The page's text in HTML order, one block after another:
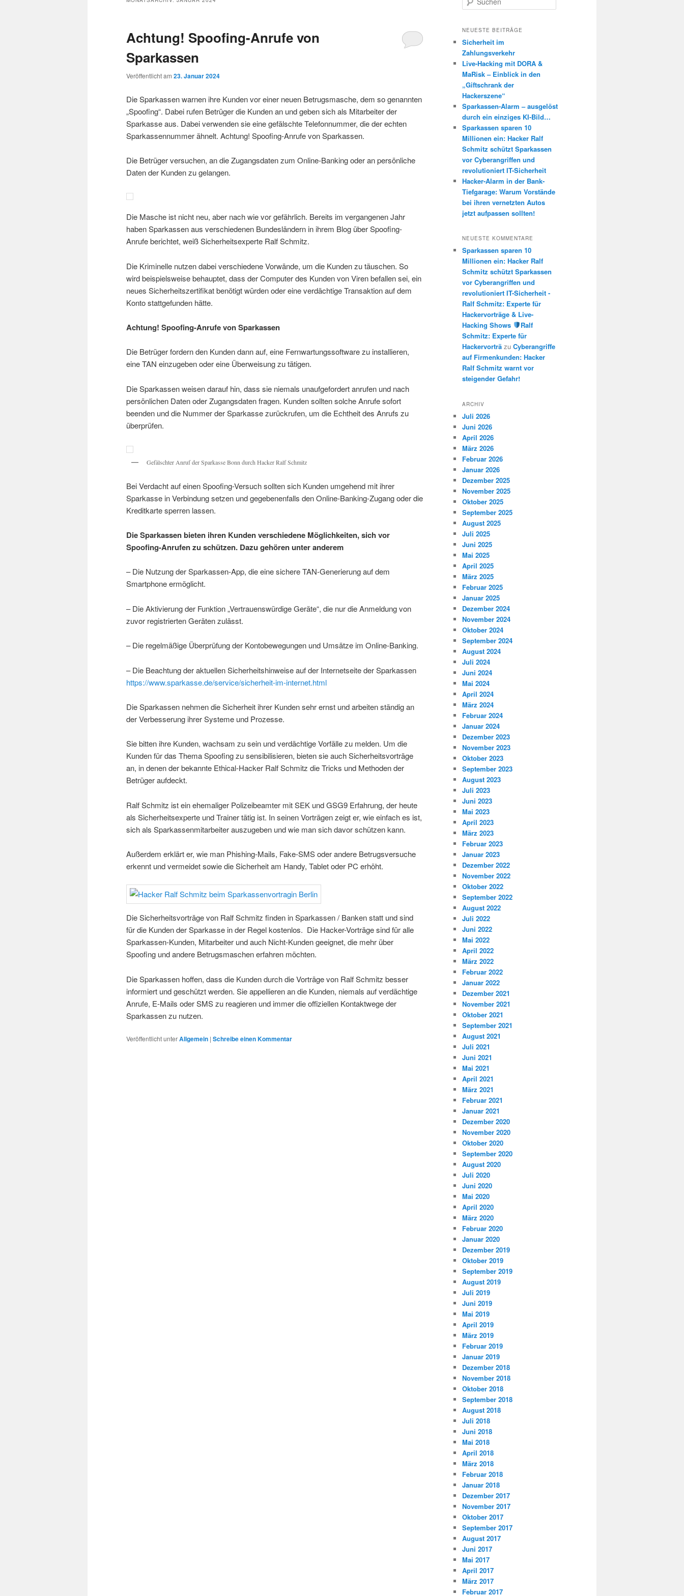
Achtung! Spoofing-Anrufe von
Sparkassen
Veröffentlicht am 23. Januar 2024
Die Sparkassen warnen ihre Kunden vor einer neuen Betrugsmasche, dem so genannten
„Spoofing“. Dabei rufen Betrüger die Kunden an und geben sich als Mitarbeiter der
Sparkasse aus. Dabei verwenden sie eine gefälschte Telefonnummer, die der echten
Sparkassennummer ähnelt. Achtung! Spoofing-Anrufe von Sparkassen.
Die Betrüger versuchen, an die Zugangsdaten zum Online-Banking oder an persönliche
Daten der Kunden zu gelangen.
Die Masche ist nicht neu, aber nach wie vor gefährlich. Bereits im vergangenen Jahr
haben Sparkassen aus verschiedenen Bundesländern in ihrem Blog über Spoofing-
Anrufe berichtet, weiß Sicherheitsexperte Ralf Schmitz.
Die Kriminelle nutzen dabei verschiedene Vorwände, um die Kunden zu täuschen. So
wird beispielsweise behauptet, dass der Computer des Kunden von Viren befallen sei, ein
neues Sicherheitszertifikat benötigt würden oder eine verdächtige Transaktion auf dem
Konto stattgefunden hätte.
Achtung! Spoofing-Anrufe von Sparkassen
Die Betrüger fordern den Kunden dann auf, eine Fernwartungssoftware zu installieren,
eine TAN einzugeben oder eine Überweisung zu tätigen.
Die Sparkassen weisen darauf hin, dass sie niemals unaufgefordert anrufen und nach
persönlichen Daten oder Zugangsdaten fragen. Kunden sollten solche Anrufe sofort
beenden und die Nummer der Sparkasse zurückrufen, um die Echtheit des Anrufs zu
überprüfen.
Gefälschter Anruf der Sparkasse Bonn durch Hacker Ralf Schmitz
Bei Verdacht auf einen Spoofing-Versuch sollten sich Kunden umgehend mit ihrer
Sparkasse in Verbindung setzen und gegebenenfalls den Online-Banking-Zugang oder die
Kreditkarte sperren lassen.
Die Sparkassen bieten ihren Kunden verschiedene Möglichkeiten, sich vor
Spoofing-Anrufen zu schützen. Dazu gehören unter anderem
– Die Nutzung der Sparkassen-App, die eine sichere TAN-Generierung auf dem
Smartphone ermöglicht.
– Die Aktivierung der Funktion „Vertrauenswürdige Geräte“, die nur die Anmeldung von
zuvor registrierten Geräten zulässt.
– Die regelmäßige Überprüfung der Kontobewegungen und Umsätze im Online-Banking.
– Die Beachtung der aktuellen Sicherheitshinweise auf der Internetseite der Sparkassen
https://www.sparkasse.de/service/sicherheit-im-internet.html
Die Sparkassen nehmen die Sicherheit ihrer Kunden sehr ernst und arbeiten ständig an
der Verbesserung ihrer Systeme und Prozesse.
Sie bitten ihre Kunden, wachsam zu sein und verdächtige Vorfälle zu melden. Um die
Kunden für das Thema Spoofing zu sensibilisieren, bieten sie auch Sicherheitsvorträge
an, in denen der bekannte Ethical-Hacker Ralf Schmitz die Tricks und Methoden der
Betrüger aufdeckt.
Ralf Schmitz ist ein ehemaliger Polizeibeamter mit SEK und GSG9 Erfahrung, der heute
als Sicherheitsexperte und Trainer tätig ist. In seinen Vorträgen zeigt er, wie einfach es ist,
sich als Sparkassenmitarbeiter auszugeben und wie man sich davor schützen kann.
Außerdem erklärt er, wie man Phishing-Mails, Fake-SMS oder andere Betrugsversuche
erkennt und vermeidet sowie die Sicherheit am Handy, Tablet oder PC erhöht.
Die Sicherheitsvorträge von Ralf Schmitz finden in Sparkassen / Banken statt und sind
für die Kunden der Sparkasse in der Regel kostenlos. Die Hacker-Vorträge sind für alle
Sparkassen-Kunden, Mitarbeiter und auch Nicht-Kunden geeignet, die mehr über
Spoofing und andere Betrugsmaschen erfahren möchten.
Die Sparkassen hoffen, dass die Kunden durch die Vorträge von Ralf Schmitz besser
informiert und geschützt werden. Sie appellieren an die Kunden, niemals auf verdächtige
Anrufe, E-Mails oder SMS zu reagieren und immer die offiziellen Kontaktwege der
Sparkassen zu nutzen.
Veröffentlicht unterAllgemein | Schreibe einen Kommentar
u
h
n
NEUESTE BEITRÄGE
Sicherheit im
Zahlungsverkehr
Live-Hacking mit DORA &
MaRisk – Einblick in den
„Giftschrank der
Hackerszene“
Sparkassen-Alarm – ausgelöst
durch ein einziges KI-Bild…
Sparkassen sparen 10
Millionen ein: Hacker Ralf
Schmitz schützt Sparkassen
vor Cyberangriffen und
revolutioniert IT-Sicherheit
Hacker-Alarm in der Bank-
Tiefgarage: Warum Vorstände
bei ihren vernetzten Autos
jetzt aufpassen sollten!
NEUESTE KOMMENTARE
Sparkassen sparen 10
Millionen ein: Hacker Ralf
Schmitz schützt Sparkassen
vor Cyberangriffen und
revolutioniert IT-Sicherheit -
Ralf Schmitz: Experte für
Hackervorträge & Live-
Hacking Shows
Ralf
Schmitz: Experte für
Hackervorträ zu Cyberangriffe
auf Firmenkunden: Hacker
Ralf Schmitz warnt vor
steigender Gefahr!
ARCHIV
Juli 2026
Juni 2026
April 2026
März 2026
Februar 2026
Januar 2026
Dezember 2025
November 2025
Oktober 2025
September 2025
August 2025
Juli 2025
Juni 2025
Mai 2025
April 2025
März 2025
Februar 2025
Januar 2025
Dezember 2024
November 2024
Oktober 2024
September 2024
August 2024
Juli 2024
Juni 2024
Mai 2024
April 2024
März 2024
Februar 2024
Januar 2024
Dezember 2023
November 2023
Oktober 2023
September 2023
August 2023
Juli 2023
Juni 2023
Mai 2023
April 2023
März 2023
Februar 2023
Januar 2023
Dezember 2022
November 2022
Oktober 2022
September 2022
August 2022
Juli 2022
Juni 2022
Mai 2022
April 2022
März 2022
Februar 2022
Januar 2022
Dezember 2021
November 2021
Oktober 2021
September 2021
August 2021
Juli 2021
Juni 2021
Mai 2021
April 2021
März 2021
Februar 2021
Januar 2021
Dezember 2020
November 2020
Oktober 2020
September 2020
August 2020
Juli 2020
Juni 2020
Mai 2020
April 2020
März 2020
Februar 2020
Januar 2020
Dezember 2019
Oktober 2019
September 2019
August 2019
Juli 2019
Juni 2019
Mai 2019
April 2019
März 2019
Februar 2019
Januar 2019
Dezember 2018
November 2018
Oktober 2018
September 2018
August 2018
Juli 2018
Juni 2018
Mai 2018
April 2018
März 2018
Februar 2018
Januar 2018
Dezember 2017
November 2017
Oktober 2017
September 2017
August 2017
Juni 2017
Mai 2017
April 2017
März 2017
Februar 2017